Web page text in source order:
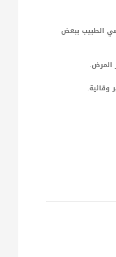
الطبيب ببعض
المرض.
وقائية.